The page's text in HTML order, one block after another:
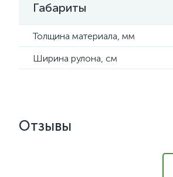
Габариты
Толщина материала, мм
Ширина рулона, см
Отзывы